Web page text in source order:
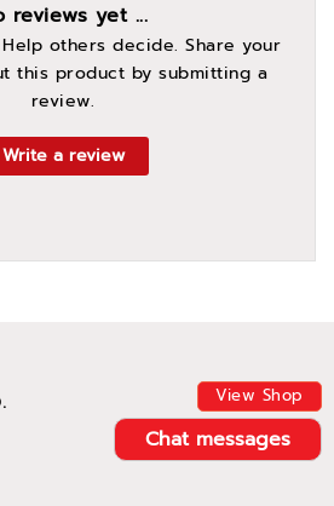
View Shop
Chat messages
reviews yet ...
others decide. Share your
this product by submitting a
review.
Write a review